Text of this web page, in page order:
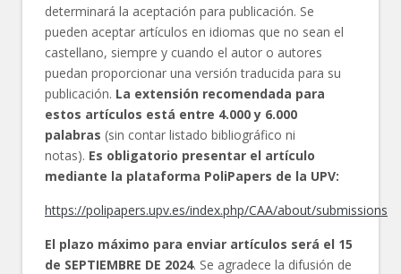
determinará la aceptación para publicación. Se
pueden aceptar artículos en idiomas que no sean el
castellano, siempre y cuando el autor o autores
puedan proporcionar una versión traducida para su
publicación. La extensión recomendada para
estos artículos está entre 4.000 y 6.000
palabras (sin contar listado bibliográfico ni
notas). Es obligatorio presentar el artículo
mediante la plataforma PoliPapers de la UPV:
https://polipapers.upv.es/index.php/CAA/about/submissions
El plazo máximo para enviar artículos será el 15
de SEPTIEMBRE DE 2024. Se agradece la difusión de